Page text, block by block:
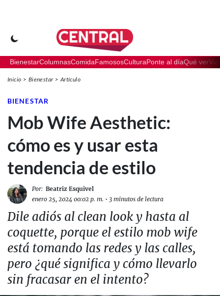
BienestarColumnasComidaFamososCulturaPonte al díaQué ver
Inicio Bienestar Artículo
BIENESTAR
Mob Wife Aesthetic:
cómo es y usar esta
tendencia de estilo
Por: Beatriz Esquivel
enero 25, 2024 00:02 p. m. • 3 minutos de lectura
Dile adiós al clean look y hasta al
coquette, porque el estilo mob wife
está tomando las redes y las calles,
pero ¿qué significa y cómo llevarlo
sin fracasar en el intento?